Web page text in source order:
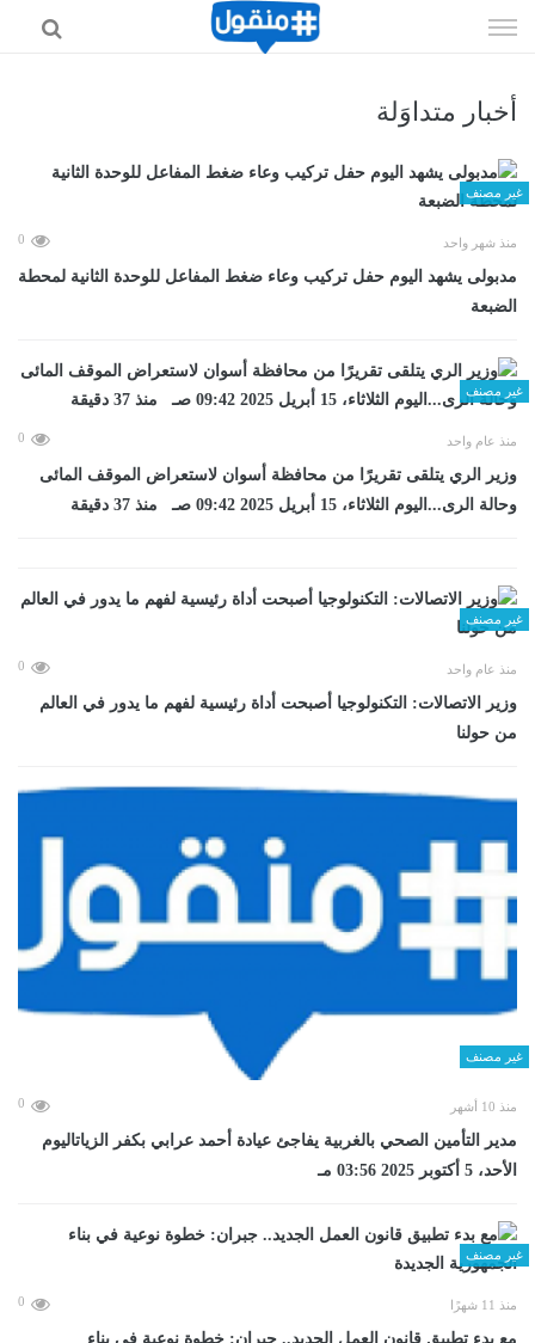
الى
أخبار متداوَلة
غير مصنف
منذ شهر واحد 0
مدبولى يشهد اليوم حفل تركيب وعاء ضغط المفاعل للوحدة الثانية لمحطة
الضبعة
غير مصنف
منذ عام واحد 0
وزير الري يتلقى تقريرًا من محافظة أسوان لاستعراض الموقف المائى
وحالة الرى...اليوم الثلاثاء، 15 أبريل 2025 09:42 صـ منذ 37 دقيقة
غير مصنف
منذ عام واحد 0
وزير الاتصالات: التكنولوجيا أصبحت أداة رئيسية لفهم ما يدور في العالم
من حولنا
غير مصنف
منذ 10 أشهر 0
مدير التأمين الصحي بالغربية يفاجئ عيادة أحمد عرابي بكفر الزياتاليوم
الأحد، 5 أكتوبر 2025 03:56 مـ
غير مصنف
منذ 11 شهرًا 0
مع بدء تطبيق قانون العمل الجديد.. جبران: خطوة نوعية في بناء